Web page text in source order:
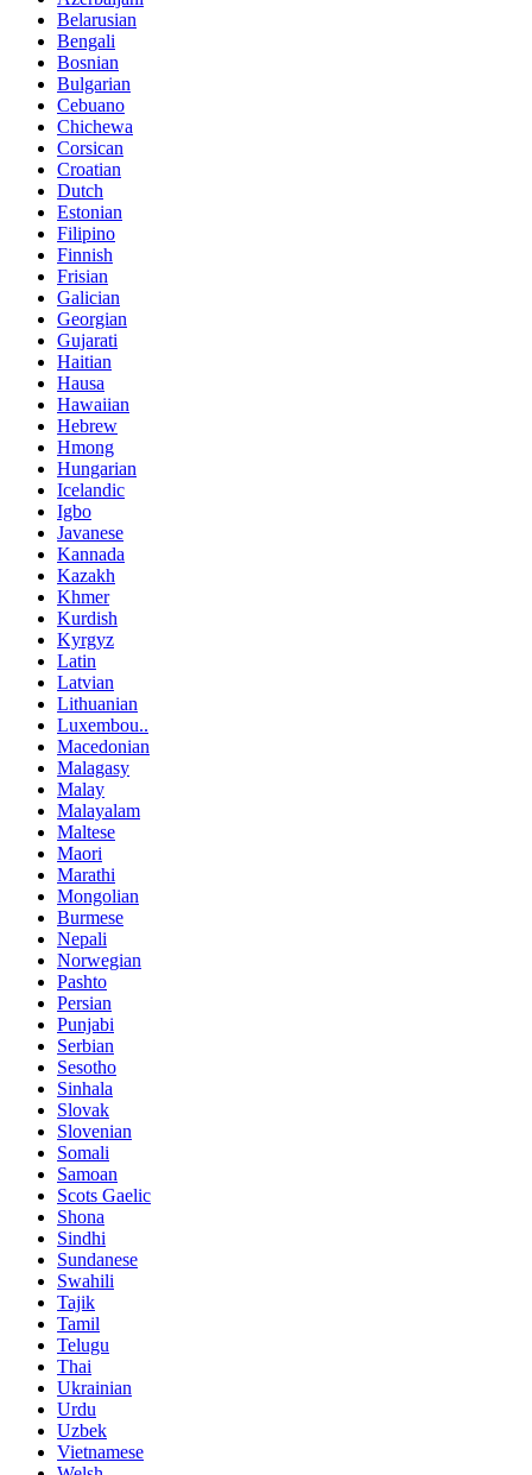
Belarusian
Bengali
Bosnian
Bulgarian
Cebuano
Chichewa
Corsican
Croatian
Dutch
Estonian
Filipino
Finnish
Frisian
Galician
Georgian
Gujarati
Haitian
Hausa
Hawaiian
Hebrew
Hmong
Hungarian
Icelandic
Igbo
Javanese
Kannada
Kazakh
Khmer
Kurdish
Kyrgyz
Latin
Latvian
Lithuanian
Luxembou..
Macedonian
Malagasy
Malay
Malayalam
Maltese
Maori
Marathi
Mongolian
Burmese
Nepali
Norwegian
Pashto
Persian
Punjabi
Serbian
Sesotho
Sinhala
Slovak
Slovenian
Somali
Samoan
Scots Gaelic
Shona
Sindhi
Sundanese
Swahili
Tajik
Tamil
Telugu
Thai
Ukrainian
Urdu
Uzbek
Vietnamese